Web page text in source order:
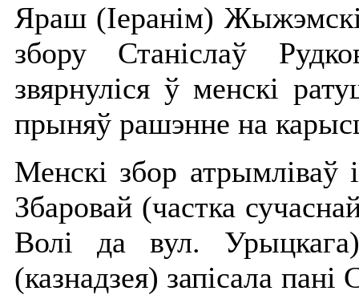
Яраш (Іеранім)
збору Станіслаў
звярнуліся ў менскі
прыняў рашэнне на
Менскі збор
Збаровай (частка
Волі да вул. Урыцкага)
(казнадзея) запісала